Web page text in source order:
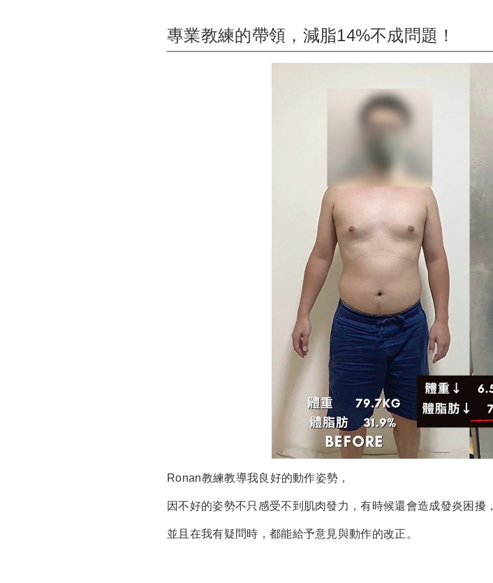
專業教練的帶領，減脂14%不成問題！
Ronan教練教導我良好的動作姿勢，
因不好的姿勢不只感受不到肌肉發力，有時候還會造成發炎困擾，
並且在我有疑問時，都能給予意見與動作的改正。